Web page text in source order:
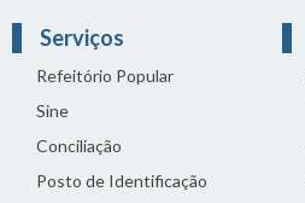
Serviços
Refeitório Popular
Sine
Conciliação
Posto de Identificação